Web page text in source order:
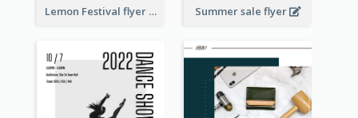
Lemon Festival flyer Summer sale flyer